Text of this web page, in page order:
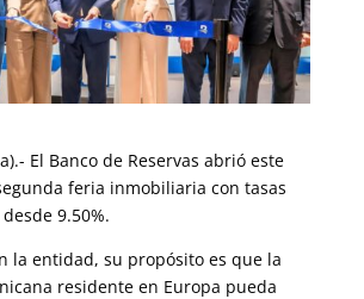
El Banco de Reservas abrió este
feria inmobiliaria con tasas
9.50%.
la entidad, su propósito es que la
residente en Europa pueda